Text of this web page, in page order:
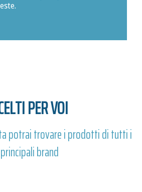
PER VOI
potrai trovare i prodotti di tutti i
principali brand